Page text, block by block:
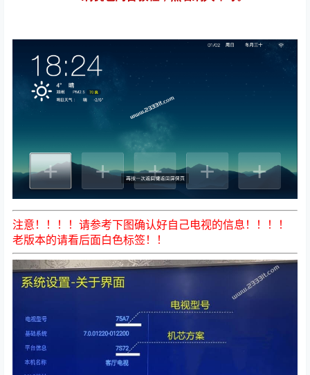
注意！！！！请参考下图确认好自己电视的信息！！！！
老版本的请看后面白色标签！！